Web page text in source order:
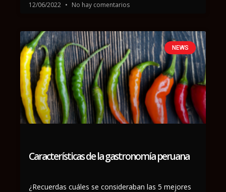
12/06/2022 No hay comentarios
NEWS
Características de la gastronomía peruana
¿Recuerdas cuáles se consideraban las 5 mejores